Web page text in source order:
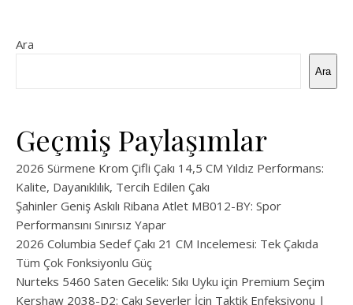
Ara
Ara
Geçmiş Paylaşımlar
2026 Sürmene Krom Çifli Çakı 14,5 CM Yıldız Performans:
Kalite, Dayanıklılık, Tercih Edilen Çakı
Şahinler Geniş Askılı Ribana Atlet MB012-BY: Spor
Performansını Sınırsız Yapar
2026 Columbia Sedef Çakı 21 CM Incelemesi: Tek Çakıda
Tüm Çok Fonksiyonlu Güç
Nurteks 5460 Saten Gecelik: Sıkı Uyku için Premium Seçim
Kershaw 2038-D2: Çakı Severler İçin Taktik Enfeksiyonu |